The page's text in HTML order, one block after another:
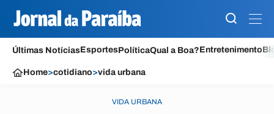
Últimas NotíciasEsportesPolíticaQual a Boa?Entretenimento
Home>cotidiano>vida urbana
VIDA URBANA